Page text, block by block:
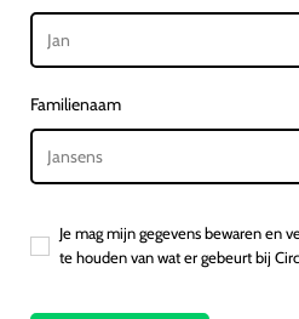
Familienaam
Je mag mijn gegevens bewaren en
te houden van wat er gebeurt bij